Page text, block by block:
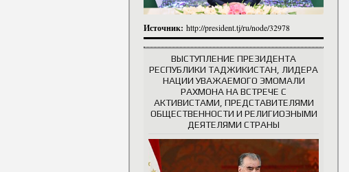
Источник: http://president.tj/ru/node/32978
ВЫСТУПЛЕНИЕ ПРЕЗИДЕНТА
РЕСПУБЛИКИ ТАДЖИКИСТАН, ЛИДЕРА
НАЦИИ УВАЖАЕМОГО ЭМОМАЛИ
РАХМОНА НА ВСТРЕЧЕ С
АКТИВИСТАМИ, ПРЕДСТАВИТЕЛЯМИ
ОБЩЕСТВЕННОСТИ И РЕЛИГИОЗНЫМИ
ДЕЯТЕЛЯМИ СТРАНЫ